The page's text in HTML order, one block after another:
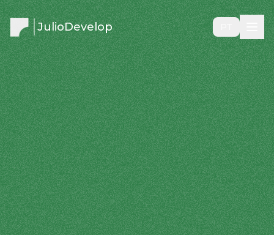
JulioDevelop